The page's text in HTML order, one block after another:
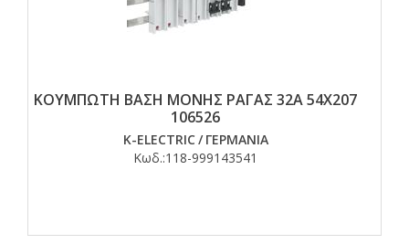
ΚΟΥΜΠΩΤΗ ΒΑΣΗ ΜΟΝΗΣ ΡΑΓΑΣ 32A 54X207
106526
K-ELECTRIC/ ΓΕΡΜΑΝΙΑ
Κωδ.:118-999143541